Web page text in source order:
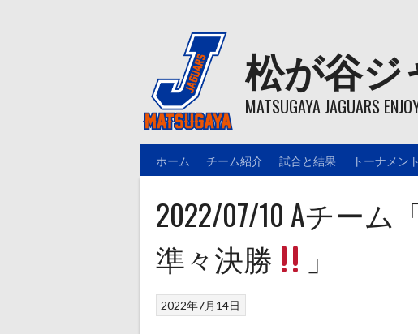
松が谷ジ
MATSUGAYA JAGUARS
ホーム チーム紹介 試合と結果 トーナメン
2022/07/10 Aチー
準々決勝
」
2022年7月14日